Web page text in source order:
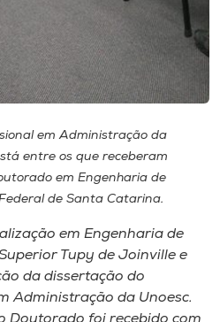
em Administração da
entre os que receberam
em Engenharia de
de Santa Catarina.
em Engenharia de
Tupy de Joinville e
da dissertação do
Administração da Unoesc.